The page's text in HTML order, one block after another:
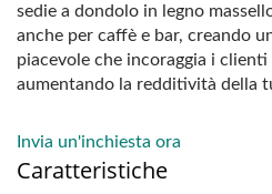
sedie a dondolo in legno
anche per caffè e bar, creando
piacevole che incoraggia i
aumentando la redditività della
Invia un'inchiesta ora
Caratteristiche